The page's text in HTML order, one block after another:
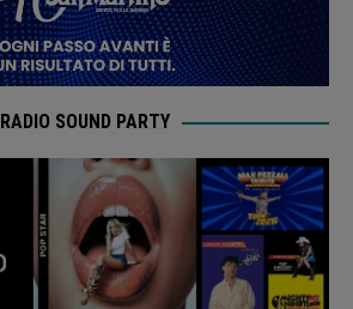
RADIO SOUND PARTY